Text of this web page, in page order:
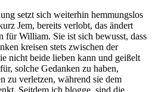
setzt sich weiterhin hemmungslos
Jem, bereits verlobt, das ändert
für William. Sie ist sich bewusst, dass
kreisen stets zwischen der
nicht beide lieben kann und geißelt
solche Gedanken zu haben,
zu verletzen, während sie dem
Seitdem ich blogge, sind die